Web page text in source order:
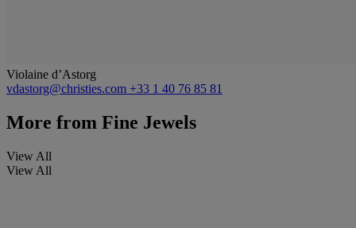
Violaine d’Astorg
vdastorg@christies.com +33 1 40 76 85 81
More from Fine Jewels
View All
View All